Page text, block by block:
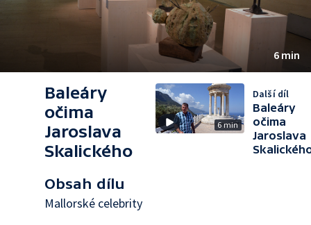
6 min
Baleáry
očima
Jaroslava
Skalického
Obsah dílu
Mallorské celebrity
6 min
Další díl
Baleáry
očima
Jaroslava